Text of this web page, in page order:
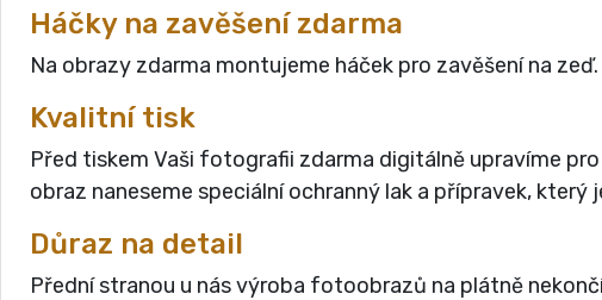
Háčky na zavěšení zdarma
Na obrazy zdarma montujeme háček pro zavěšení na
Kvalitní tisk
Před tiskem Vaši fotografii zdarma digitálně upravíme
obraz naneseme speciální ochranný lak a přípravek,
Důraz na detail
Přední stranou u nás výroba fotoobrazů na plátně